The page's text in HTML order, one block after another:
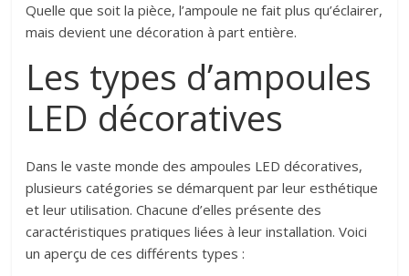
Quelle que soit la pièce, l’ampoule ne fait plus qu’éclairer,
mais devient une décoration à part entière.
Les types d’ampoules
LED décoratives
Dans le vaste monde des ampoules LED décoratives,
plusieurs catégories se démarquent par leur esthétique
et leur utilisation. Chacune d’elles présente des
caractéristiques pratiques liées à leur installation. Voici
un aperçu de ces différents types :